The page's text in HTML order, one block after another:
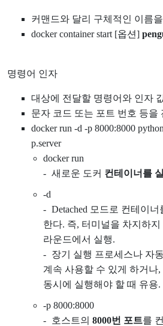
커맨드와 달리 구체적인 이름
docker container start [옵션]
명령어 인자
대상에 전달할 명령어와 인자
문자 코드 또는 포트 번호 등을
docker run -d -p 8000:8000
p.server
docker run
새로운 도커 컨테이너를
-d
Detached 모드로 컨테이
한다. 즉, 터미널을 차지하
라운드에서 실행.
장기 실행 프로세스나 자
계속 사용할 수 있게 하거나
동시에 실행해야 할 때 유용.
-p 8000:8000
호스트의 8000번 포트를